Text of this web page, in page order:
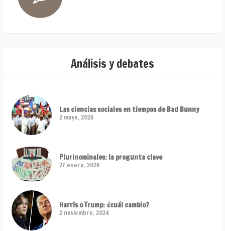
Análisis y debates
Las ciencias sociales en tiempos de Bad Bunny
2 mayo, 2026
Plurinominales: la pregunta clave
27 enero, 2026
Harris o Trump: ¿cuál cambio?
2 noviembre, 2024